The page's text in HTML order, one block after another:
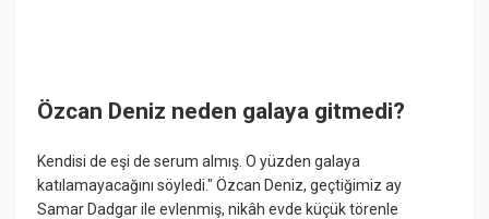
Özcan Deniz neden galaya gitmedi?
Kendisi de eşi de serum almış. O yüzden galaya
katılamayacağını söyledi." Özcan Deniz, geçtiğimiz ay
Samar Dadgar ile evlenmiş, nikâh evde küçük törenle